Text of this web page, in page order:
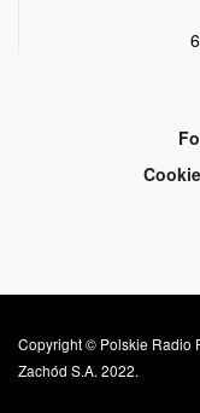
Copyright © Polskie Radio
Zachód S.A. 2022.